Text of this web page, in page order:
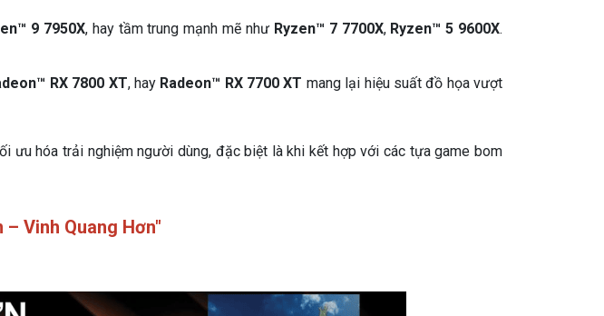
9 7950X, hay tầm trung mạnh mẽ như Ryzen™ 7 7700X, Ryzen™ 5 9600X.
RX 7800 XT, hay Radeon™ RX 7700 XT mang lại hiệu suất đồ họa vượt
ưu hóa trải nghiệm người dùng, đặc biệt là khi kết hợp với các tựa game bom
Vinh Quang Hơn"